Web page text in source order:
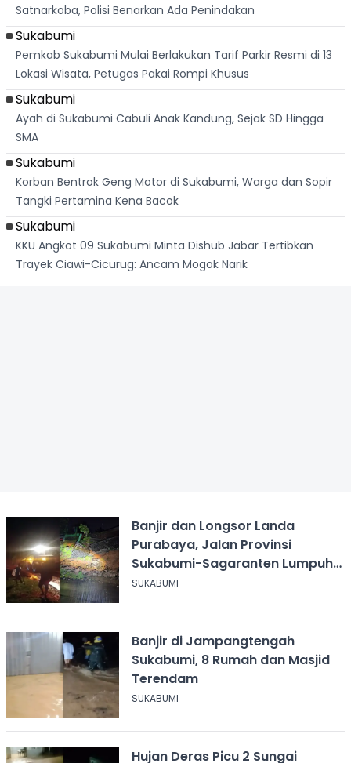
Satnarkoba, Polisi Benarkan Ada Penindakan
Sukabumi
Pemkab Sukabumi Mulai Berlakukan Tarif Parkir Resmi di 13
Lokasi Wisata, Petugas Pakai Rompi Khusus
Sukabumi
Ayah di Sukabumi Cabuli Anak Kandung, Sejak SD Hingga
SMA
Sukabumi
Korban Bentrok Geng Motor di Sukabumi, Warga dan Sopir
Tangki Pertamina Kena Bacok
Sukabumi
KKU Angkot 09 Sukabumi Minta Dishub Jabar Tertibkan
Trayek Ciawi-Cicurug: Ancam Mogok Narik
Banjir dan Longsor Landa
Purabaya, Jalan Provinsi
Sukabumi-Sagaranten Lumpuh
Total
SUKABUMI
Banjir di Jampangtengah
Sukabumi, 8 Rumah dan Masjid
Terendam
SUKABUMI
Hujan Deras Picu 2 Sungai